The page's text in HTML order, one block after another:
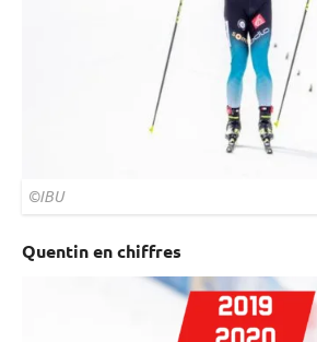
©IBU
Quentin en chiffres